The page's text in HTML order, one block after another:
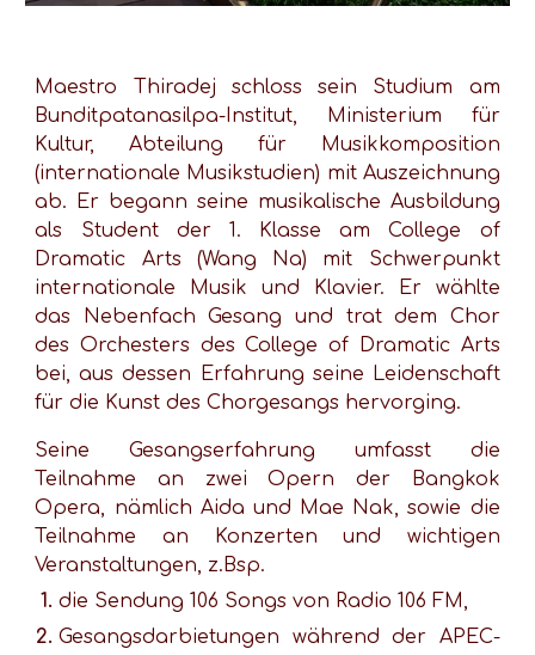
Maestro Thiradej schloss sein Studium am
Bunditpatanasilpa-Institut, Ministerium für
Kultur, Abteilung für Musikkomposition
(internationale Musikstudien) mit Auszeichnung
ab. Er begann seine musikalische Ausbildung
als Student der 1. Klasse am College of
Dramatic Arts (Wang Na) mit Schwerpunkt
internationale Musik und Klavier. Er wählte
das Nebenfach Gesang und trat dem Chor
des Orchesters des College of Dramatic Arts
bei, aus dessen Erfahrung seine Leidenschaft
für die Kunst des Chorgesangs hervorging.
Seine Gesangserfahrung umfasst die
Teilnahme an zwei Opern der Bangkok
Opera, nämlich Aida und Mae Nak, sowie die
Teilnahme an Konzerten und wichtigen
Veranstaltungen, z.Bsp.
die Sendung 106 Songs von Radio 106 FM,
Gesangsdarbietungen während der APEC-